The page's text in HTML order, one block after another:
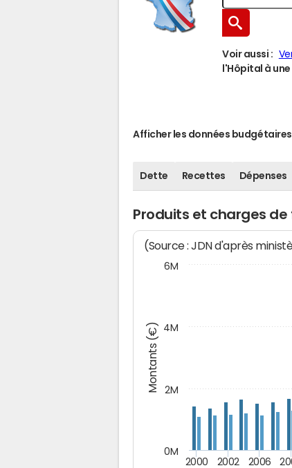
Voir aussi :
l'Hôpital à
Afficher les données
Dette Recettes Dépenses
Produits et charges
Montants (€)
(Source : JDN d'après
2000 2002 2006
0M
2M
4M
6M